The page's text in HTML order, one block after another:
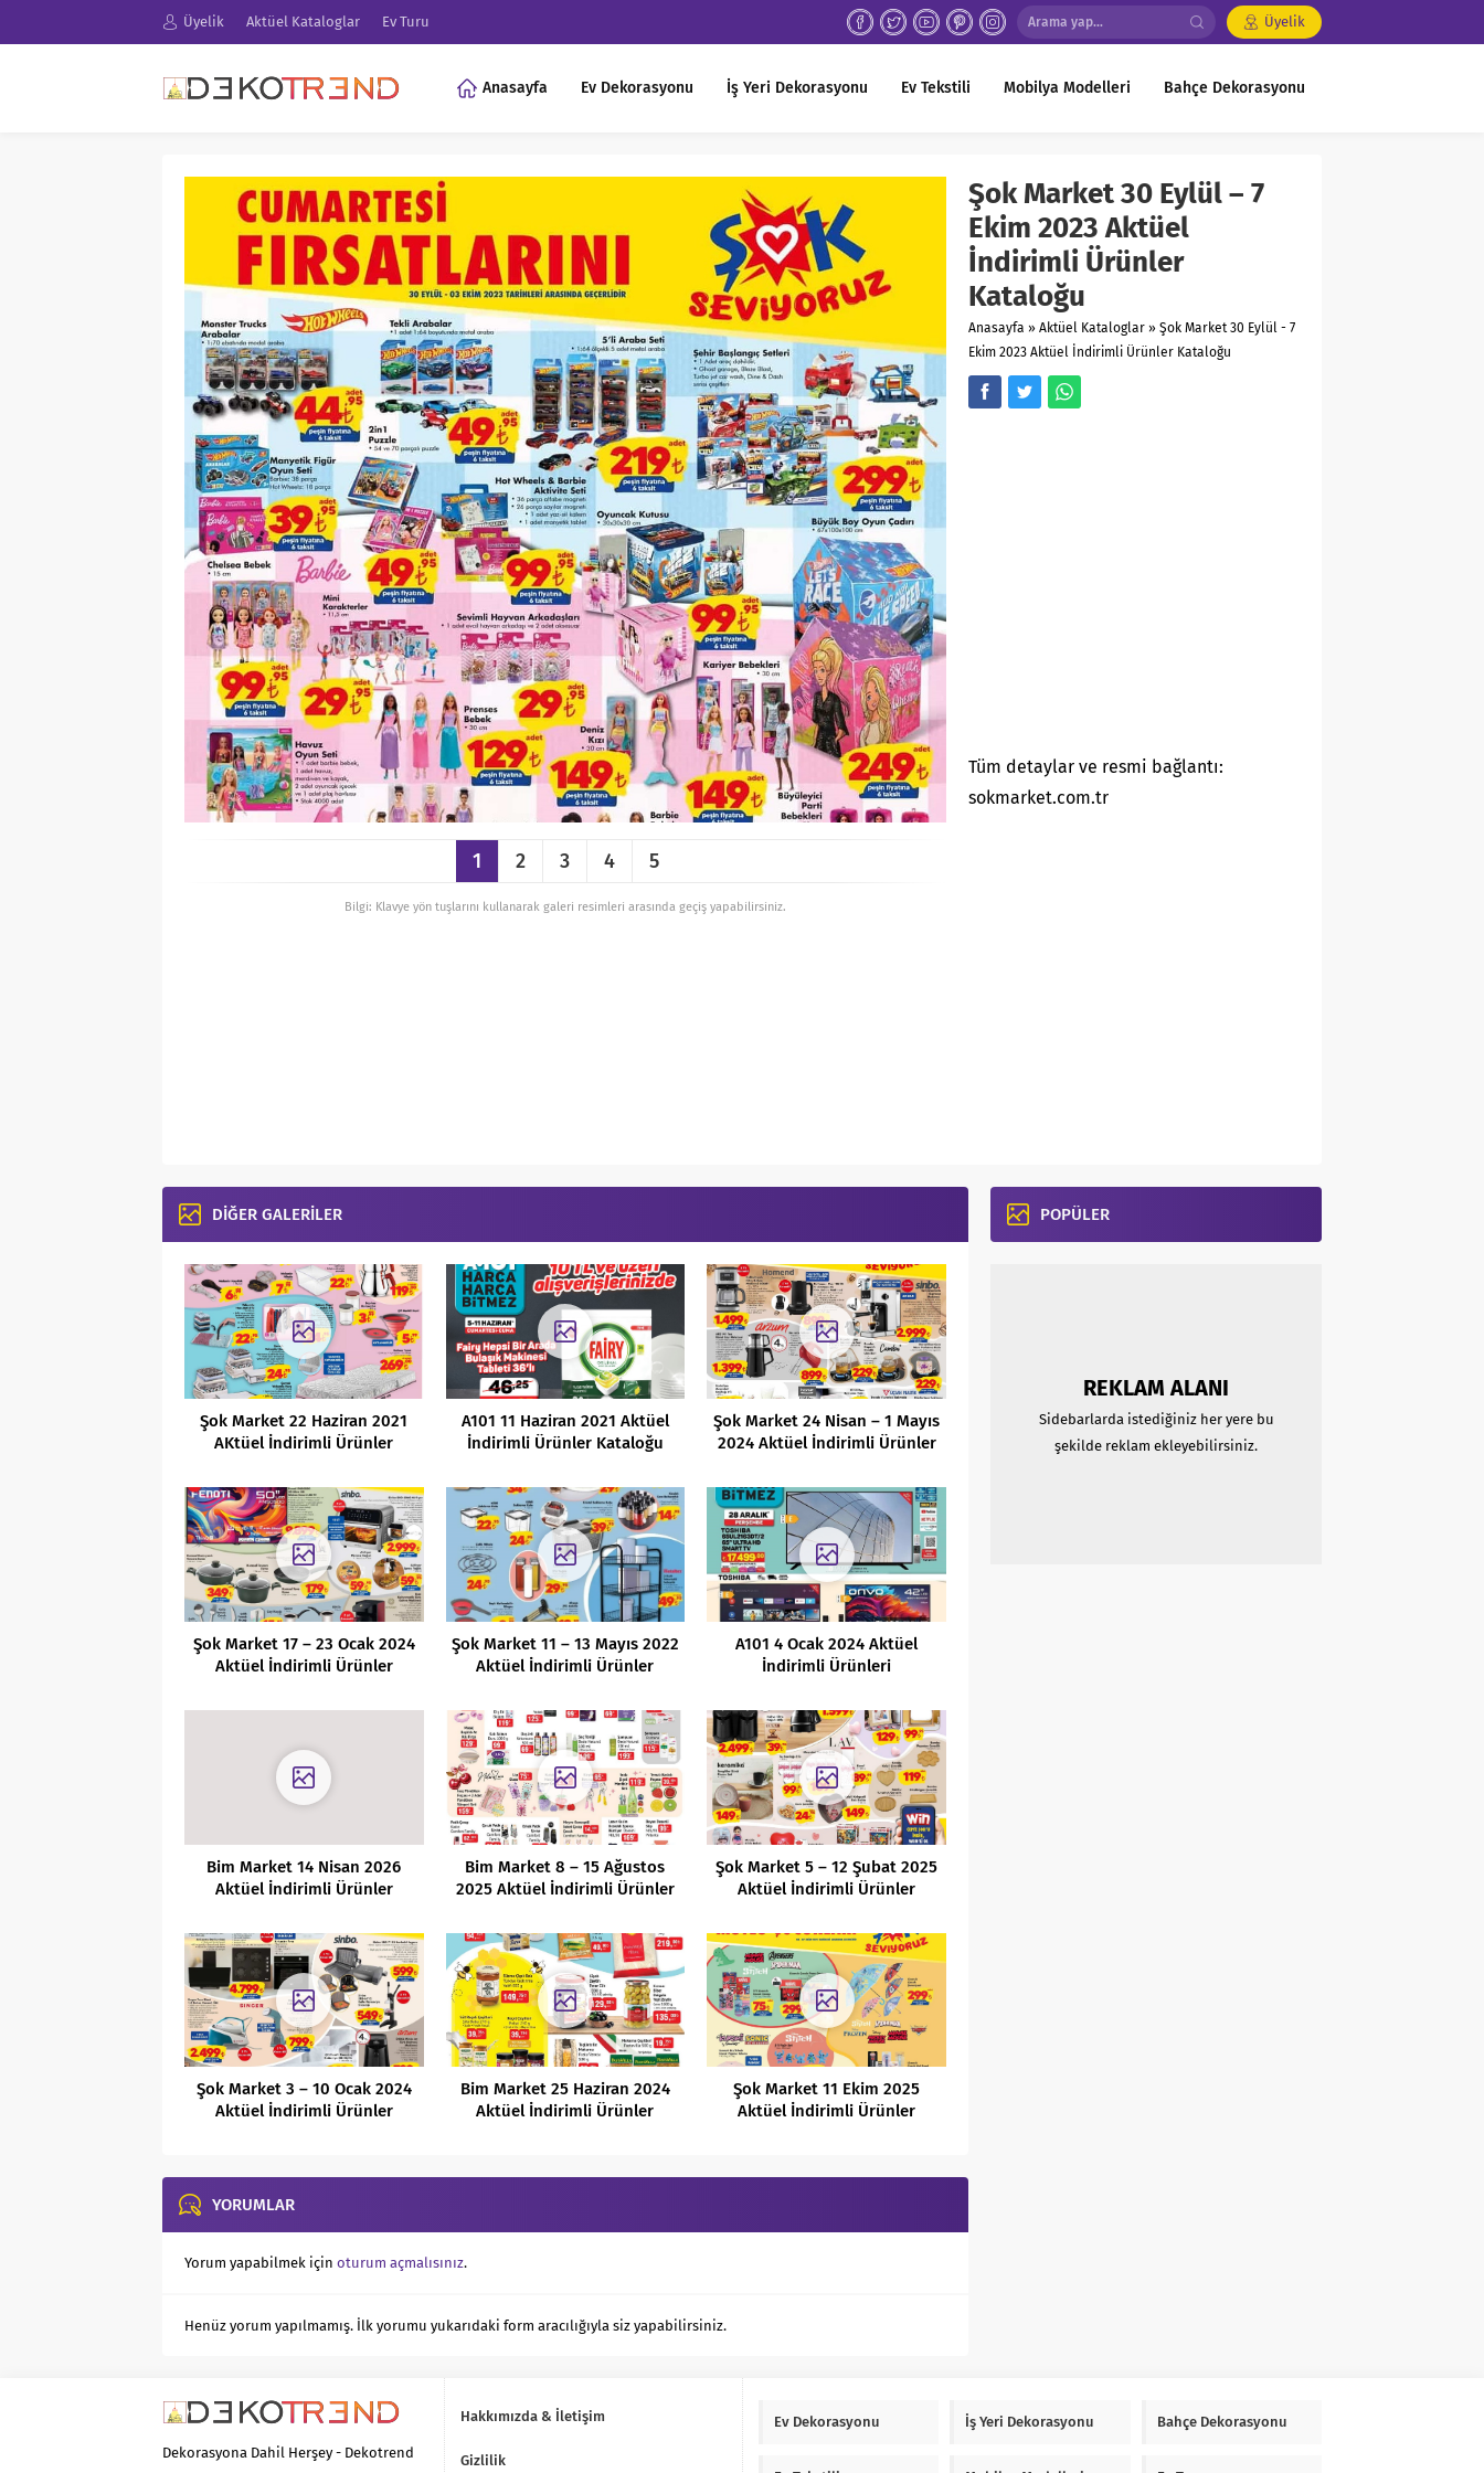
Üyelik Aktüel Kataloglar Ev Turu Üyelik
Anasayfa Ev Dekorasyonu İş Yeri Dekorasyonu Ev Tekstili Mobilya Modelleri Bahçe Dekorasyonu
1 2 3 4 5
Bilgi: Klavye yön tuşlarını kullanarak galeri resimleri arasında geçiş yapabilirsiniz.
Şok Market 30 Eylül – 7
Ekim 2023 Aktüel
İndirimli Ürünler
Kataloğu
Anasayfa » Aktüel Kataloglar » Şok Market 30 Eylül - 7
Ekim 2023 Aktüel İndirimli Ürünler Kataloğu
Tüm detaylar ve resmi bağlantı:
sokmarket.com.tr
DİĞER GALERİLER
Şok Market 22 Haziran 2021
AKtüel İndirimli Ürünler
A101 11 Haziran 2021 Aktüel
İndirimli Ürünler Kataloğu
Şok Market 24 Nisan – 1 Mayıs
2024 Aktüel İndirimli Ürünler
Şok Market 17 – 23 Ocak 2024
Aktüel İndirimli Ürünler
Şok Market 11 – 13 Mayıs 2022
Aktüel İndirimli Ürünler
A101 4 Ocak 2024 Aktüel
İndirimli Ürünleri
Bim Market 14 Nisan 2026
Aktüel İndirimli Ürünler
Bim Market 8 – 15 Ağustos
2025 Aktüel İndirimli Ürünler
Şok Market 5 – 12 Şubat 2025
Aktüel İndirimli Ürünler
Şok Market 3 – 10 Ocak 2024
Aktüel İndirimli Ürünler
Bim Market 25 Haziran 2024
Aktüel İndirimli Ürünler
Şok Market 11 Ekim 2025
Aktüel İndirimli Ürünler
YORUMLAR
Yorum yapabilmek için oturum açmalısınız.
Henüz yorum yapılmamış. İlk yorumu yukarıdaki form aracılığıyla siz yapabilirsiniz.
POPÜLER
REKLAM ALANI
Sidebarlarda istediğiniz her yere bu
şekilde reklam ekleyebilirsiniz.
Dekorasyona Dahil Herşey - Dekotrend
Hakkımızda & İletişim
Gizlilik
Ev Dekorasyonu İş Yeri Dekorasyonu Bahçe Dekorasyonu